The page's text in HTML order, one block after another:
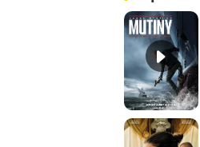
Le Triangle d'or Bande-annonce VF